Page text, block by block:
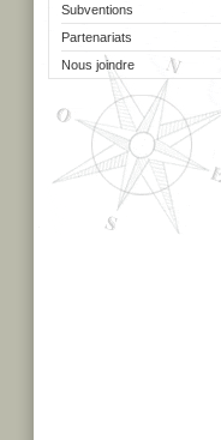
Subventions
Partenariats
Nous joindre